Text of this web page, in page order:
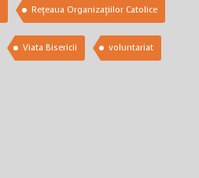
Rețeaua Organizațiilor Catolice
Viata Bisericii voluntariat